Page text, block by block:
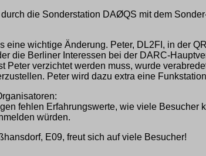
die Sonderstation DAØQS mit dem
eine wichtige Änderung. Peter, DL2FI, in der
die Berliner Interessen bei der DARC-
Peter verzichtet werden muss, wurde
Peter wird dazu extra eine
fehlen Erfahrungswerte, wie viele
würden.
E09, freut sich auf viele Besucher!